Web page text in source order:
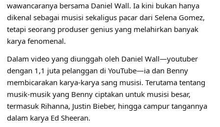
wawancaranya bersama Daniel Wall. Ia kini bukan hanya
dikenal sebagai musisi sekaligus pacar dari Selena Gomez,
tetapi seorang produser genius yang melahirkan banyak
karya fenomenal.
Dalam video yang diunggah oleh Daniel Wall—youtuber
dengan 1,1 juta pelanggan di YouTube—ia dan Benny
membicarakan karya-karya sang musisi. Terutama tentang
musik-musik yang Benny ciptakan untuk musisi besar,
termasuk Rihanna, Justin Bieber, hingga campur tangannya
dalam karya Ed Sheeran.